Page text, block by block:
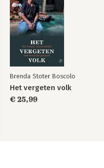
Literatuurlijst
Brenda Stoter Boscolo
Het vergeten volk
€ 25,99